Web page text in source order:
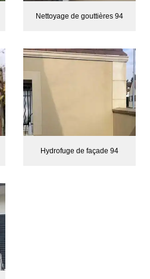
Nettoyage de gouttières 94
Hydrofuge de façade 94